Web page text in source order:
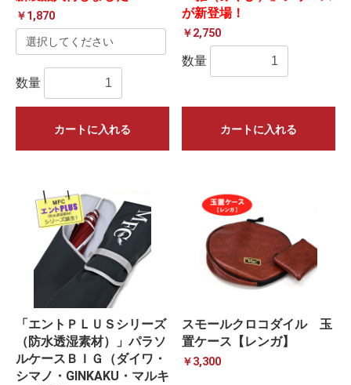
￥1,870
数量
カートに入れる
が新登場！
￥2,750
数量
カートに入れる
「エントＰＬＵＳシリーズ
（防水透湿素材）」パラソ
ルケースＢＩＧ（ダイワ・
シマノ・GINKAKU・マルキ
スモールクロコダイル 玉
置ケース【レンガ】
￥3,300